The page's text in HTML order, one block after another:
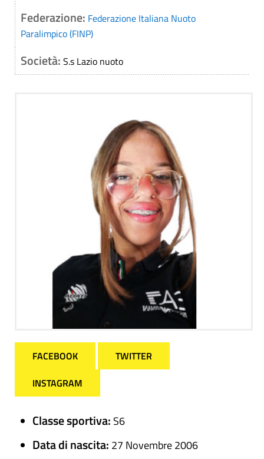
Federazione: Federazione Italiana Nuoto
Paralimpico (FINP)
Società: S.s Lazio nuoto
FACEBOOK
TWITTER
INSTAGRAM
Classe sportiva: S6
Data di nascita: 27 Novembre 2006